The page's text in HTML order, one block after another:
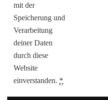
mit der
Speicherung und
Verarbeitung
deiner Daten
durch diese
Website
einverstanden. *